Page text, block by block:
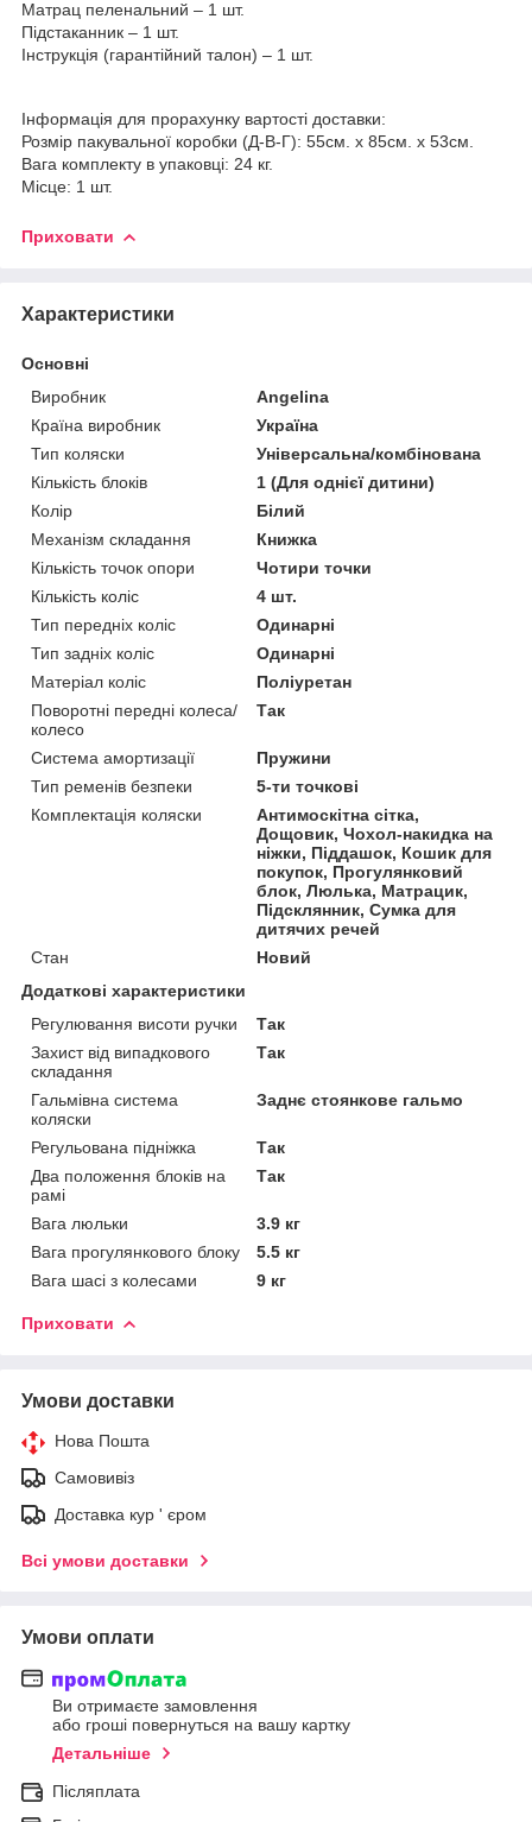
Матрац пеленальний – 1 шт.
Підстаканник – 1 шт.
Інструкція (гарантійний талон) – 1 шт.
Інформація для прорахунку вартості доставки:
Розмір пакувальної коробки (Д-В-Г): 55см. х 85см. х 53см.
Вага комплекту в упаковці: 24 кг.
Місце: 1 шт.
Приховати
Характеристики
Основні
Виробник
Angelina
Країна виробник
Україна
Тип коляски
Універсальна/комбінована
Кількість блоків
1 (Для однієї дитини)
Колір
Білий
Механізм складання
Книжка
Кількість точок опори
Чотири точки
Кількість коліс
4 шт.
Тип передніх коліс
Одинарні
Тип задніх коліс
Одинарні
Матеріал коліс
Поліуретан
Поворотні передні колеса/
колесо
Так
Система амортизації
Пружини
Тип ременів безпеки
5-ти точкові
Комплектація коляски
Антимоскітна сітка,
Дощовик, Чохол-накидка на
ніжки, Піддашок, Кошик для
покупок, Прогулянковий
блок, Люлька, Матрацик,
Підсклянник, Сумка для
дитячих речей
Стан
Новий
Додаткові характеристики
Регулювання висоти ручки
Так
Захист від випадкового
складання
Так
Гальмівна система
коляски
Заднє стоянкове гальмо
Регульована підніжка
Так
Два положення блоків на
рамі
Так
Вага люльки
3.9 кг
Вага прогулянкового блоку
5.5 кг
Вага шасі з колесами
9 кг
Приховати
Умови доставки
Нова Пошта
Самовивіз
Доставка кур ' єром
Всі умови доставки
Умови оплати
Ви отримаєте замовлення
або гроші повернуться на вашу картку
Детальніше
Післяплата